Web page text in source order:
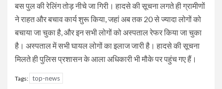
बस पुल की रेलिंग तोड़ नीचे जा गिरी। हादसे की सूचना लगते ही ग्रामीणों
ने राहत और बचाव कार्य शुरू किया, जहां अब तक 20 से ज्यादा लोगों को
बचाया जा चुका है, और इन सभी लोगों को अस्पताल रेफर किया जा चुका
है। अस्पताल में सभी घायल लोगों का इलाज जारी है। हादसे की सूचना
मिलते ही पुलिस प्रशासन के आला अधिकारी भी मौके पर पहुंच गए हैं।
Tags: top-news